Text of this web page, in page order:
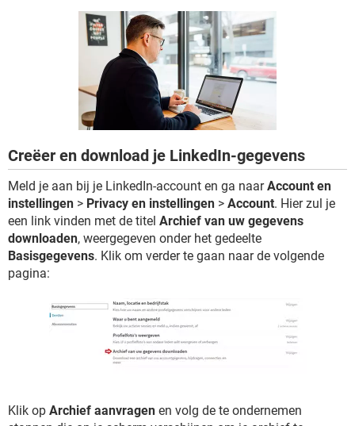
CORONAVIRUS
SNAPCHAT
Creëer en download je LinkedIn-gegevens
Meld je aan bij je LinkedIn-account en ga naarAccount en
instellingen > Privacy en instellingen > Account. Hier zul je
een link vinden met de titel Archief van uw gegevens
downloaden, weergegeven onder het gedeelte
Basisgegevens. Klik om verder te gaan naar de volgende
pagina:
Klik op Archief aanvragen en volg de te ondernemen